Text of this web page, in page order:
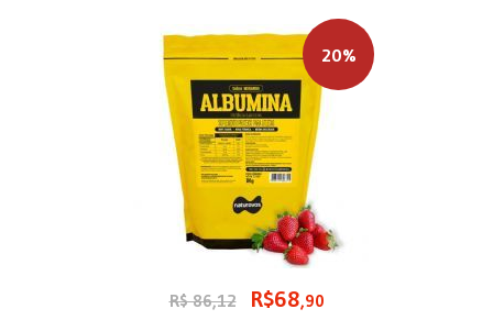
20%
R$ 86,12 R$68,90